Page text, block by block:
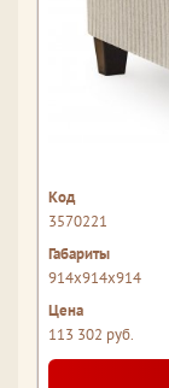
3570221
914х914х914
113 302 руб.